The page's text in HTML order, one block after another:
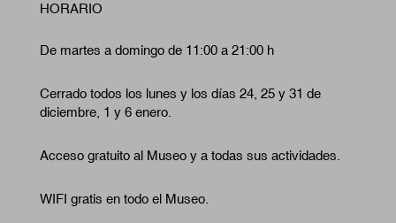
HORARIO
De martes a domingo de 11:00 a 21:00 h
Cerrado todos los lunes y los días 24, 25 y 31 de
diciembre, 1 y 6 enero.
Acceso gratuito al Museo y a todas sus actividades.
WIFI gratis en todo el Museo.